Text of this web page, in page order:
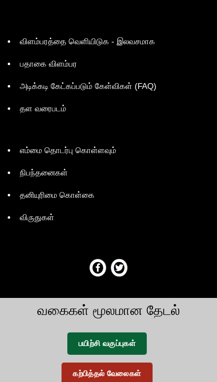
விளம்பரத்தை வெளியிடுக - இலவசமாக
பதாகை விளம்பர
அடிக்கடி கேட்கப்படும் கேள்விகள் (FAQ)
தள வரைபடம்
எம்மை தொடர்பு கொள்ளவும்
நிபந்தனைகள்
தனியுரிமை கொள்கை
விருதுகள்
வகைகள் மூலமான தேடல்
பயிற்சி வகுப்புகள்
கற்பித்தல் வேலைகள்